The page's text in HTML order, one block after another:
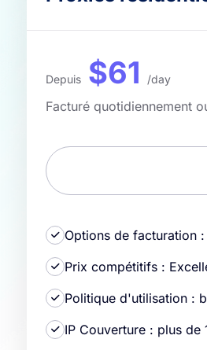
Depuis $61 /day
Facturé quotidiennement
Options de facturation
Prix ​​​​​​compétitifs :
Politique d'utilisation :
IP Couverture : plus de